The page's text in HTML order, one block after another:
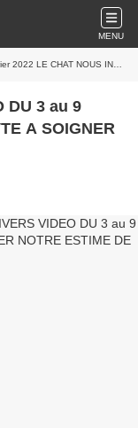
MENU
A SOIGNER NOTRE ESTIME DE SOI
au 9
A SOIGNER